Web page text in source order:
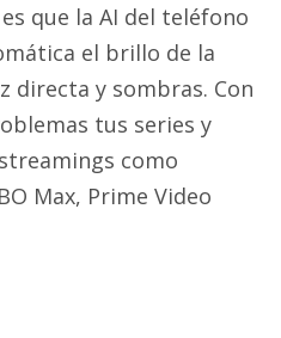
que la AI del teléfono
el brillo de la
directa y sombras. Con
tus series y
como
Max, Prime Video